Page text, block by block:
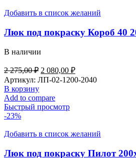
Добавить в список желаний
Люк под покраску Короб 40
В наличии
2 275,00₽ Первоначальная
цена
2
275,00 ₽.
2 080,00 ₽Текущая
цена:
Артикул: ЛП-02-1200-2040
В корзину
Add to compare
Быстрый просмотр
-23%
Добавить в список желаний
Люк под покраску Пилот